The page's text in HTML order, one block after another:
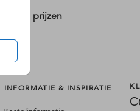
en prijzen
INFORMATIE & INSPIRATIE